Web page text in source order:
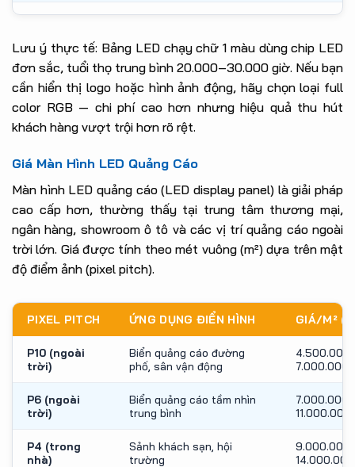
Lưu ý thực tế: Bảng LED chạy chữ 1 màu dùng chip LED
đơn sắc, tuổi thọ trung bình 20.000–30.000 giờ. Nếu bạn
cần hiển thị logo hoặc hình ảnh động, hãy chọn loại full
color RGB — chi phí cao hơn nhưng hiệu quả thu hút
khách hàng vượt trội hơn rõ rệt.
Giá Màn Hình LED Quảng Cáo
Màn hình LED quảng cáo (LED display panel) là giải pháp
cao cấp hơn, thường thấy tại trung tâm thương mại,
ngân hàng, showroom ô tô và các vị trí quảng cáo ngoài
trời lớn. Giá được tính theo mét vuông (m²) dựa trên mật
độ điểm ảnh (pixel pitch).
PIXEL PITCH ỨNG DỤNG ĐIỂN HÌNH GIÁ/M²
P10 (ngoài
trời)
Biển quảng cáo đường
phố, sân vận động
4.500.000
7.000.000
P6 (ngoài
trời)
Biển quảng cáo tầm nhìn
trung bình
7.000.000
11.000.000
P4 (trong
nhà)
Sảnh khách sạn, hội
trường
9.000.000
14.000.000